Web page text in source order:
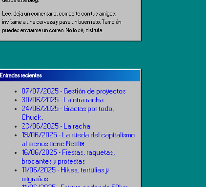
Lee, deja un comentario, comparte con tus amigos,
invítame a una cerveza y pasa un buen rato. También
puedes enviarme un correo. No lo sé, disfruta.
Entradas recientes
07/07/2025 - Gestión de proyectos
30/06/2025 - La otra racha
24/06/2025 - Gracias por todo,
Chuck.
23/06/2025 - La racha
19/06/2025 - La rueda del capitalismo
al menos tiene Netflix
16/06/2025 - Fiestas, raquetas,
brocantes y protestas
11/06/2025 - Hikes, tertulias y
migrañas